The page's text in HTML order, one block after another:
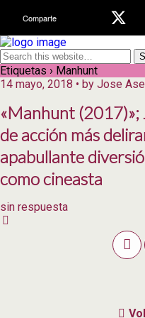
Etiquetas › Manhunt
14 mayo, 2018 • by Jose
«Manhunt (2017)»;
de acción más
apabullante
como cineasta
sin respuesta
Comparte